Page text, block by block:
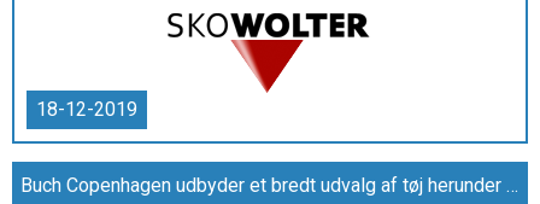
18-12-2019
Buch Copenhagen udbyder et bredt udvalg af tøj herunder bluser og jeans